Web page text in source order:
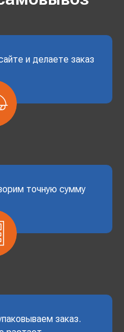
и делаете заказ
точную сумму
заказ.